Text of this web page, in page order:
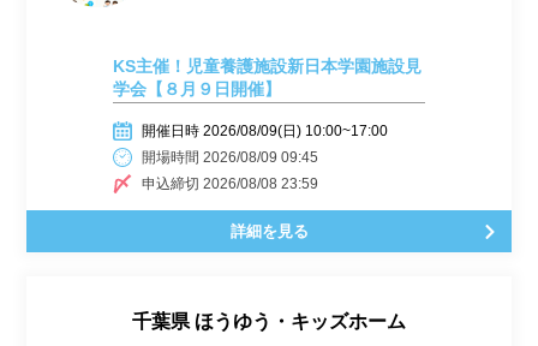
KS主催！児童養護施設新日本学園施設見
学会【８月９日開催】
開催日時 2026/08/09(日) 10:00~17:00
開場時間 2026/08/09 09:45
申込締切 2026/08/08 23:59
詳細を見る
千葉県 ほうゆう・キッズホーム